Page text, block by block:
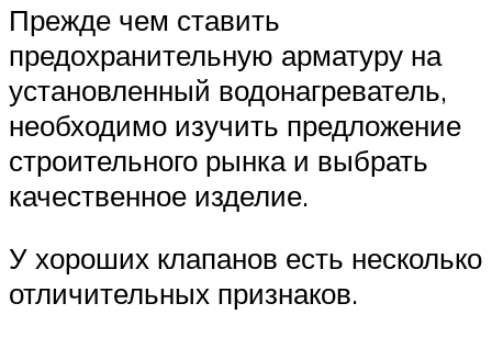
Прежде чем ставить
предохранительную арматуру на
установленный водонагреватель,
необходимо изучить предложение
строительного рынка и выбрать
качественное изделие.
У хороших клапанов есть несколько
отличительных признаков.